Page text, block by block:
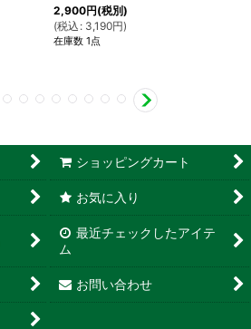
2,900円(税別)
(税込 : 3,190円)
在庫数 1点
ショッピングカート
お気に入り
最近チェックしたアイテ
ム
お問い合わせ